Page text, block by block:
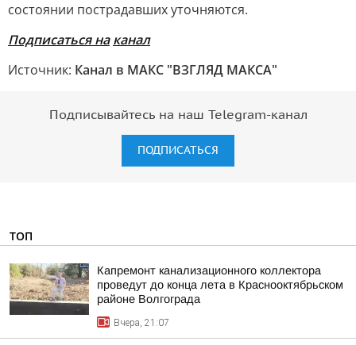
состоянии пострадавших уточняются.
Подписаться на канал
Источник: Канал в МАКС "ВЗГЛЯД МАКСА"
Подписывайтесь на наш Telegram-канал
ПОДПИСАТЬСЯ
ТОП
Капремонт канализационного коллектора
проведут до конца лета в Краснооктябрьском
районе Волгограда
Вчера, 21:07